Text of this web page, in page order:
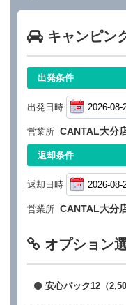
キャンピン
出発条件
出発日時
営業所 CANTAL大分
返却条件
返却日時
営業所 CANTAL大分
オプション
安心パック12（